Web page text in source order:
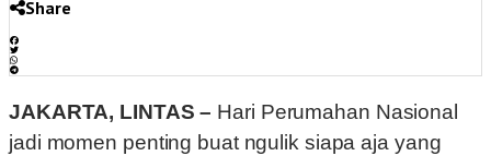
Share
JAKARTA, LINTAS – Hari Perumahan Nasional
jadi momen penting buat ngulik siapa aja yang